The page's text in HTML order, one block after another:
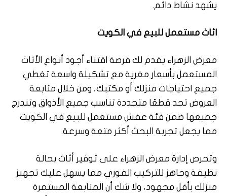
يشهد نشاط دائم.
اثاث مستعمل للبيع في الكويت
معرض الزهراء يقدم لك فرصة اقتناء أجود أنواع الأثاث
المستعمل بأسعار مغرية مع تشكيلة واسعة تغطي
جميع احتياجات منزلك أو مكتبك، ومن خلال متابعة
العروض تجد قطعًا متجددة تناسب جميع الأذواق وتندرج
جميعها ضمن فئة عفش مستعمل للبيع في الكويت
مما يجعل تجربة البحث أكثر متعة وسرعة.
وتحرص إدارة معرض الزهراء على توفير أثاث بحالة
نظيفة وجاهز للتركيب الفوري مما يسهل عليك تجهيز
منزلك بأقل مجهود، ولا شك أن المتابعة المستمرة